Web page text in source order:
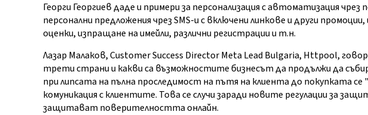
Георги Георгиев даде и примери за персонализация с автоматизация
персонални предложения чрез SMS-и с включени линкове и други
оценки, изпращане на имейли, различни регистрации и т.н.
Лазар Малаков, Customer Success Director Meta Lead Bulgaria, Httpool,
трети страни и какви са възможностите бизнесът да продължи да
при липсата на пълна проследимост на пътя на клиента до покупката се
комуникация с клиентите. Това се случи заради новите регулации за
защитават поверителността онлайн.